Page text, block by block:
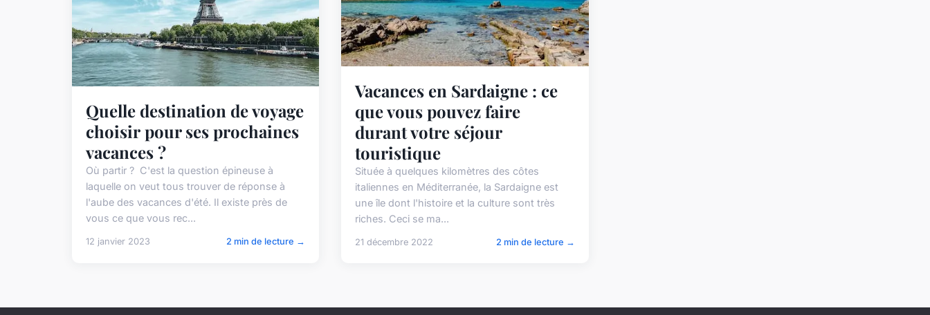
Quelle destination de voyage
choisir pour ses prochaines
vacances ?
Où partir ? C'est la question épineuse à
laquelle on veut tous trouver de réponse à
l'aube des vacances d'été. Il existe près de
vous ce que vous rec...
12 janvier 2023 2 min de lecture →
Vacances en Sardaigne : ce
que vous pouvez faire
durant votre séjour
touristique
Située à quelques kilomètres des côtes
italiennes en Méditerranée, la Sardaigne est
une île dont l'histoire et la culture sont très
riches. Ceci se ma...
21 décembre 2022 2 min de lecture →